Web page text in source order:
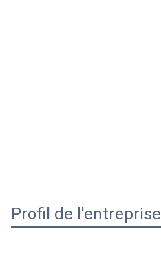
Profil de l'entreprise